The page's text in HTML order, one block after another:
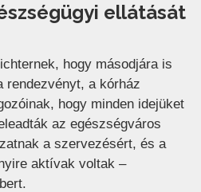
ellátását
hogy másodjára is
rendezvényt, a kórház
hogy minden idejüket
az egészségváros
a szervezésért, és a
aktívak voltak –